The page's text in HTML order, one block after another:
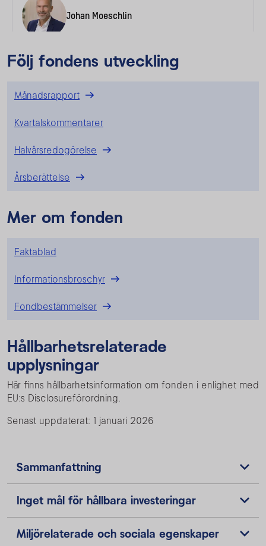
Följ fondens utveckling
Månadsrapport
Kvartalskommentarer
Halvårsredogörelse
Årsberättelse
Mer om fonden
Faktablad
Informationsbroschyr
Fondbestämmelser
Hållbarhetsrelaterade
upplysningar
Här finns hållbarhetsinformation om fonden i enlighet med
EU:s Disclosureförordning.
Senast uppdaterat: 1 januari 2026
Sammanfattning
Inget mål för hållbara investeringar
Miljörelaterade och sociala egenskaper